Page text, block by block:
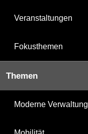
Veranstaltungen
Fokusthemen
Themen
Moderne Verwaltung